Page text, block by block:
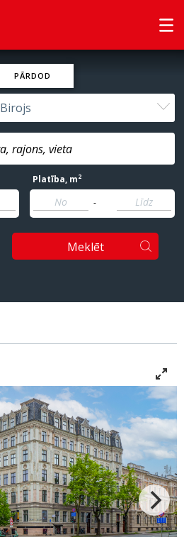
PĀRDOD
Birojs
Platība, m2
-
Meklēt